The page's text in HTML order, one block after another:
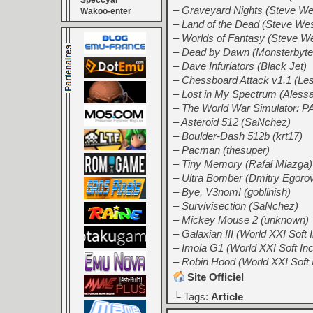
Wakoo-enter
– Graveyard Nights (Steve
– Land of the Dead (Steve
– Worlds of Fantasy (Steve
– Dead by Dawn
– Dave Infuriators (Black Jet)
– Chessboard Attack v1.1
– Lost in My Spectrum
– The World War Simulator:
– Asteroid 512 (SaNchez)
– Boulder-Dash 512b (krt17)
– Pacman (thesuper)
– Tiny Memory (Rafał Miazga)
– Ultra Bomber (Dmitry
– Bye, V3nom! (goblinish)
– Survivisection (SaNchez)
– Mickey Mouse 2 (unknown)
– Galaxian III (World XXI Soft
– Imola G1 (World XXI Soft
– Robin Hood (World XXI Soft
Site Officiel
└ Tags: Article